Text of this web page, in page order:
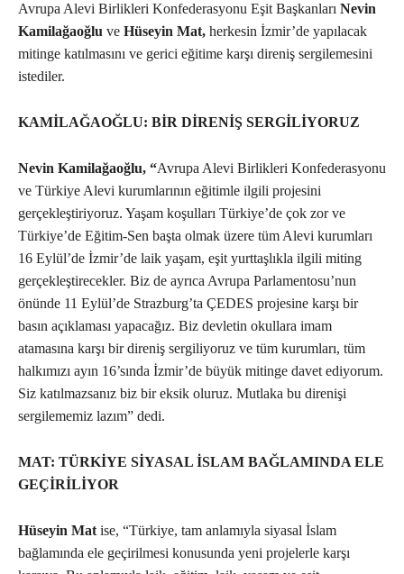
Avrupa Alevi Birlikleri Konfederasyonu Eşit Başkanları Nevin
Kamilağaoğlu ve Hüseyin Mat, herkesin İzmir’de yapılacak
mitinge katılmasını ve gerici eğitime karşı direniş sergilemesini
istediler.
KAMİLAĞAOĞLU: BİR DİRENİŞ SERGİLİYORUZ
Nevin Kamilağaoğlu, “Avrupa Alevi Birlikleri Konfederasyonu
ve Türkiye Alevi kurumlarının eğitimle ilgili projesini
gerçekleştiriyoruz. Yaşam koşulları Türkiye’de çok zor ve
Türkiye’de Eğitim-Sen başta olmak üzere tüm Alevi kurumları
16 Eylül’de İzmir’de laik yaşam, eşit yurttaşlıkla ilgili miting
gerçekleştirecekler. Biz de ayrıca Avrupa Parlamentosu’nun
önünde 11 Eylül’de Strazburg’ta ÇEDES projesine karşı bir
basın açıklaması yapacağız. Biz devletin okullara imam
atamasına karşı bir direniş sergiliyoruz ve tüm kurumları, tüm
halkımızı ayın 16’sında İzmir’de büyük mitinge davet ediyorum.
Siz katılmazsanız biz bir eksik oluruz. Mutlaka bu direnişi
sergilememiz lazım” dedi.
MAT: TÜRKİYE SİYASAL İSLAM BAĞLAMINDA ELE
GEÇİRİLİYOR
Hüseyin Mat ise, “Türkiye, tam anlamıyla siyasal İslam
bağlamında ele geçirilmesi konusunda yeni projelerle karşı